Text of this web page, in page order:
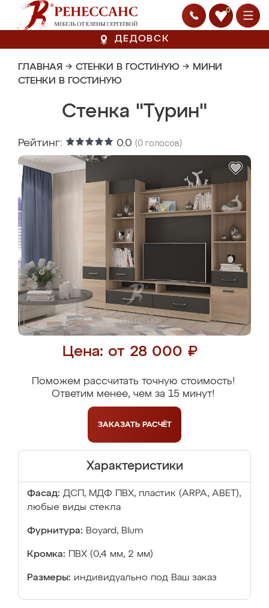
0
ДЕДОВСК
ГЛАВНАЯ → СТЕНКИ В ГОСТИНУЮ → МИНИ
СТЕНКИ В ГОСТИНУЮ
Стенка "Турин"
Рейтинг: 0.0 (0 голосов)
Цена: от 28 000 ₽
Поможем рассчитать точную стоимость!
Ответим менее, чем за 15 минут!
ЗАКАЗАТЬ РАСЧЁТ
Характеристики
Фасад: ДСП, МДФ ПВХ, пластик (ARPA, ABET),
любые виды стекла
Фурнитура: Boyard, Blum
Кромка: ПВХ (0,4 мм, 2 мм)
Размеры: индивидуально под Ваш заказ